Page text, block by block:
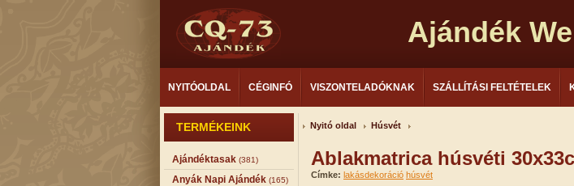
Ajándék
NYITÓOLDAL CÉGINFÓ VISZONTELADÓKNAK SZÁLLÍTÁSI FELTÉTELEK
TERMÉKEINK
Ajándéktasak (381)
Anyák Napi Ajándék (165)
Nyitó oldal Húsvét
Ablakmatrica húsvéti
Címke: lakásdekoráció húsvét